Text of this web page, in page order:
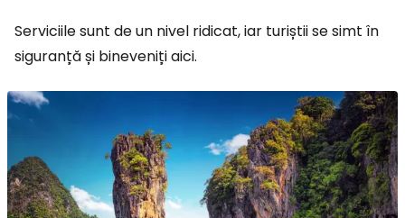
Serviciile sunt de un nivel ridicat, iar turiștii se simt în
siguranță și bineveniți aici.